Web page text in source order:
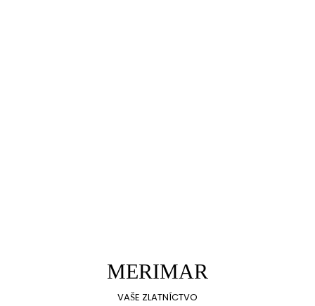
MERIMAR
VAŠE ZLATNÍCTVO